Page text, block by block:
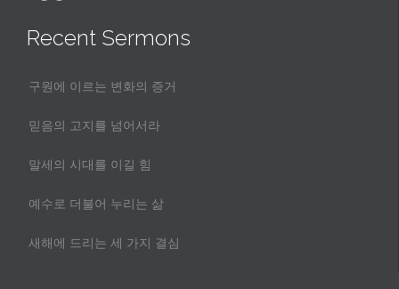
Recent Sermons
구원에 이르는 변화의 증거
믿음의 고지를 넘어서라
말세의 시대를 이길 힘
예수로 더불어 누리는 삶
새해에 드리는 세 가지 결심